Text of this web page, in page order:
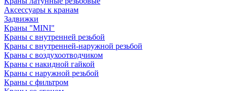
Аксессуары к кранам
Задвижки
Краны "MINI"
Краны с внутренней резьбой
Краны с внутренней-наружной резьбой
Краны с воздухоотводчиком
Краны с накидной гайкой
Краны с наружной резьбой
Краны с фильтром